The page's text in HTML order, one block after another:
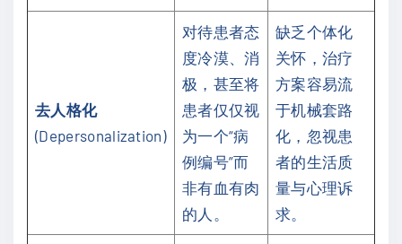
去人格化
(Depersonalization)
对待患者态
度冷漠、消
极，甚至将
患者仅仅视
为一个“病
例编号”而
非有血有肉
的人。
缺乏个体化
关怀，治疗
方案容易流
于机械套路
化，忽视患
者的生活质
量与心理诉
求。